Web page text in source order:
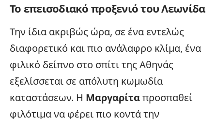
Το επεισοδιακό προξενιό του Λεωνίδα
Την ίδια ακριβώς ώρα, σε ένα εντελώς
διαφορετικό και πιο ανάλαφρο κλίμα, ένα
φιλικό δείπνο στο σπίτι της Αθηνάς
εξελίσσεται σε απόλυτη κωμωδία
καταστάσεων. Η Μαργαρίταπροσπαθεί
φιλότιμα να φέρει πιο κοντά την